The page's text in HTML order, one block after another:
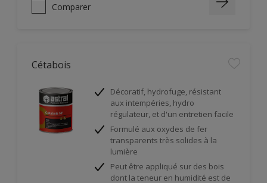
Comparer
Cétabois
Décoratif, hydrofuge, résistant
aux intempéries, hydro
régulateur, et d'un entretien facile
Formulé aux oxydes de fer
transparents très solides à la
lumière
Peut être appliqué sur des bois
dont la teneur en humidité est de